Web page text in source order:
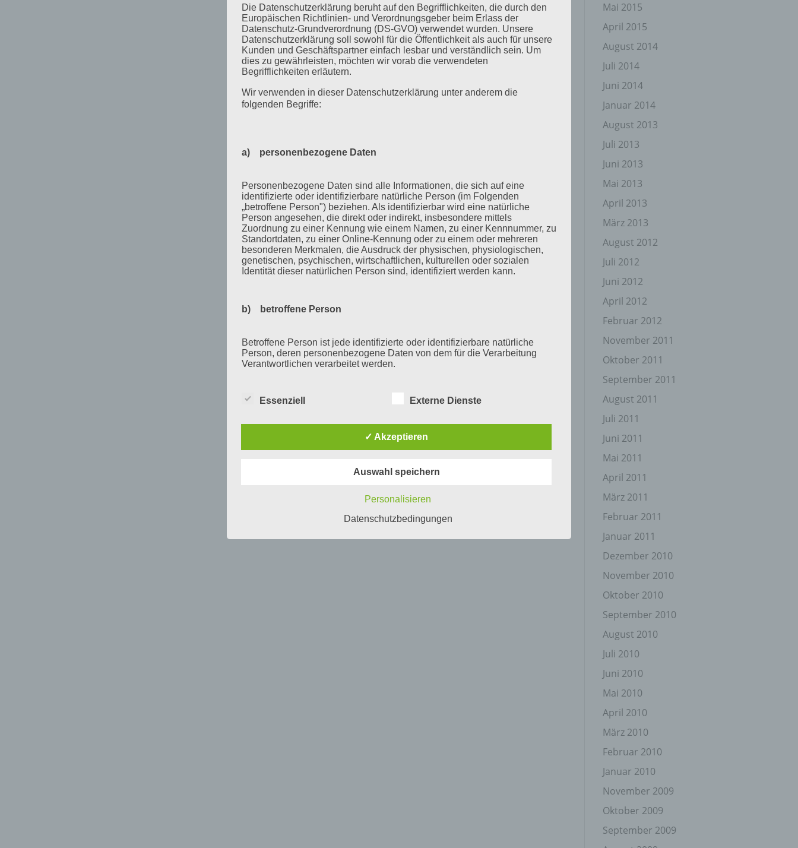
Mai 2015
April 2015
August 2014
Juli 2014
Juni 2014
Januar 2014
August 2013
Juli 2013
Juni 2013
Mai 2013
April 2013
März 2013
August 2012
Juli 2012
Juni 2012
April 2012
Februar 2012
November 2011
Oktober 2011
September 2011
August 2011
Juli 2011
Juni 2011
Mai 2011
April 2011
März 2011
Februar 2011
Januar 2011
Dezember 2010
November 2010
Oktober 2010
September 2010
August 2010
Juli 2010
Juni 2010
Mai 2010
April 2010
März 2010
Februar 2010
Januar 2010
November 2009
Oktober 2009
September 2009
Die Datenschutzerklärung beruht auf den Begrifflichkeiten, die durch den
Europäischen Richtlinien- und Verordnungsgeber beim Erlass der
Datenschutz-Grundverordnung (DS-GVO) verwendet wurden. Unsere
Datenschutzerklärung soll sowohl für die Öffentlichkeit als auch für unsere
Kunden und Geschäftspartner einfach lesbar und verständlich sein. Um
dies zu gewährleisten, möchten wir vorab die verwendeten
Begrifflichkeiten erläutern.
Wir verwenden in dieser Datenschutzerklärung unter anderem die
folgenden Begriffe:
a) personenbezogene Daten
Personenbezogene Daten sind alle Informationen, die sich auf eine
identifizierte oder identifizierbare natürliche Person (im Folgenden
„betroffene Person") beziehen. Als identifizierbar wird eine natürliche
Person angesehen, die direkt oder indirekt, insbesondere mittels
Zuordnung zu einer Kennung wie einem Namen, zu einer Kennnummer, zu
Standortdaten, zu einer Online-Kennung oder zu einem oder mehreren
besonderen Merkmalen, die Ausdruck der physischen, physiologischen,
genetischen, psychischen, wirtschaftlichen, kulturellen oder sozialen
Identität dieser natürlichen Person sind, identifiziert werden kann.
b) betroffene Person
Betroffene Person ist jede identifizierte oder identifizierbare natürliche
Person, deren personenbezogene Daten von dem für die Verarbeitung
Verantwortlichen verarbeitet werden.
c) Verarbeitung
Verarbeitung ist jeder mit oder ohne Hilfe automatisierter Verfahren
Organisation, das Ordnen, die Speicherung, die Anpassung oder
Veränderung, das Auslesen, das Abfragen, die Verwendung, die
Bereitstellung, den Abgleich oder die Verknüpfung, die Einschränkung, das
Essenziell Externe Dienste
✓ Akzeptieren
Auswahl speichern
Personalisieren
Datenschutzbedingungen